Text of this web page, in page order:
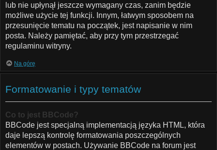
lub nie upłynął jeszcze wymagany czas, zanim będzie
możliwe użycie tej funkcji. Innym, łatwym sposobem na
przesunięcie tematu na początek, jest napisanie w nim
posta. Należy pamiętać, aby przy tym przestrzegać
regulaminu witryny.
Na górę
Formatowanie i typy tematów
Co to jest BBCode?
BBCode jest specjalną implementacją języka HTML, która
daje lepszą kontrolę formatowania poszczególnych
elementów w postach. Używanie BBCode na forum jest